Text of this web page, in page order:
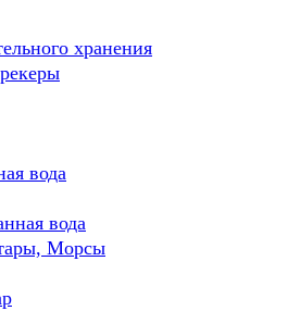
хранения
вода
вода
Морсы